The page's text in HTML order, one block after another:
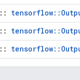
::
::
::